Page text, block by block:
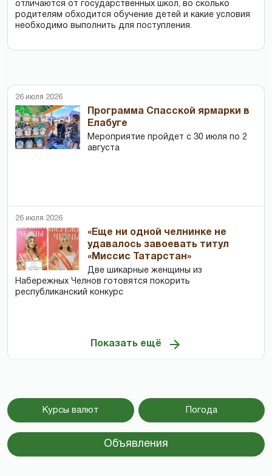
отличаются от государственных школ, во сколько
родителям обходится обучение детей и какие условия
необходимо выполнить для поступления.
26 июля 2026
Программа Спасской ярмарки в
Елабуге
Мероприятие пройдет с 30 июля по 2
августа
26 июля 2026
«Еще ни одной челнинке не
удавалось завоевать титул
«Миссис Татарстан»
Две шикарные женщины из
Набережных Челнов готовятся покорить
республиканский конкурс
Показать ещё
Курсы валют Погода
Объявления